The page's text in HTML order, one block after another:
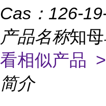
Cas： 126-
产品名称知
看相似产品 >
简介